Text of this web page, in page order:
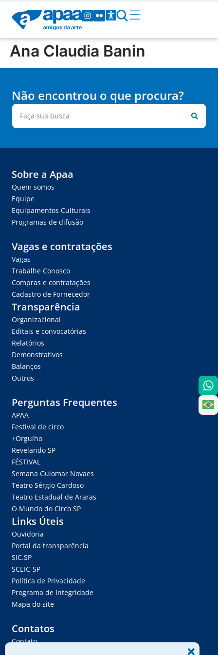
Ana Claudia Banin
Não encontrou o que procura?
Sobre a Apaa
Quem somos
Equipe
Equipamentos Culturais
Programas de difusão
Vagas e contratações
Vagas
Trabalhe Conosco
Compras e contratações
Cadastro de Fornecedor
Transparência
Organizacional
Editais e convocatórias
Relatórios
Demonstrativos
Balanços
Outros
Perguntas Frequentes
APAA
Festival de circo
+Orgulho
Revelando SP
FÉSTIVAL
Semana Guiomar Novaes
Teatro Sérgio Cardoso
Teatro Estadual de Araras
O Mundo do Circo SP
Links Úteis
Ouvidoria
Portal da transparência
SIC.SP
SCEIC-SP
Política de Privacidade
Programa de Integridade
Mapa do site
Contatos
Contato